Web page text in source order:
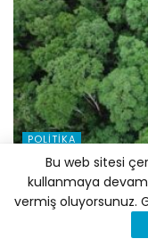
POLITIKA
BM: Şirketler
Hareket Etmiyor
Bu web sitesi
kullanmaya devam
vermiş oluyorsunuz.